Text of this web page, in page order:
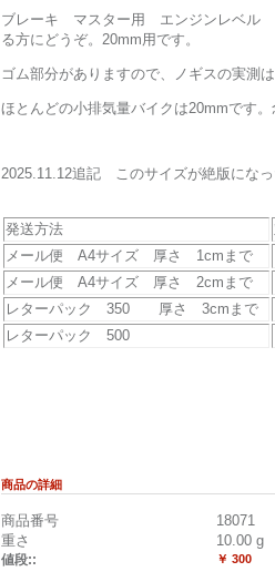
ブレーキ マスター用 エンジンレベル
る方にどうぞ。20mm用です。
ゴム部分がありますので、ノギスの実測
ほとんどの小排気量バイクは20mmです
2025.11.12追記 このサイズが絶版にな
発送方法
メール便 A4サイズ 厚さ 1cmまで
メール便 A4サイズ 厚さ 2cmまで
レターパック 350 厚さ 3cmまで
レターパック 500
商品の詳細
商品番号
18071
重さ
10.00 g
値段:: ￥ 300